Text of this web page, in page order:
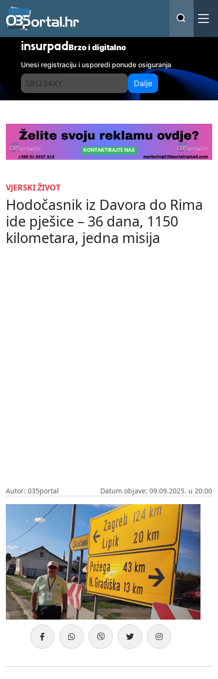
insurpadBrzo i digitalno
Unesi registraciju i usporedi ponude osiguranja
Dalje
VJERSKI ŽIVOT
Hodočasnik iz Davora do Rima
ide pješice – 36 dana, 1150
kilometara, jedna misija
Autor: 035portal Datum objave: 09.09.2025. u 20:00